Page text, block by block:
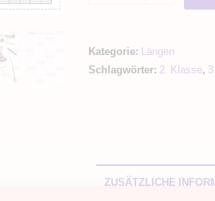
mit
dem
Kategorie: Längen
Schlagwörter: 2. Klasse,
ZUSÄTZLICHE